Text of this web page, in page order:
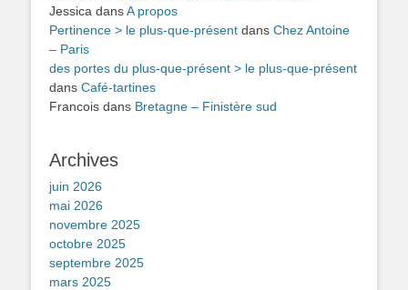
Jessica dansA propos
Pertinence > le plus-que-présent dans Chez Antoine
– Paris
des portes du plus-que-présent > le plus-que-présent
dans Café-tartines
Francois dans Bretagne – Finistère sud
Archives
juin 2026
mai 2026
novembre 2025
octobre 2025
septembre 2025
mars 2025